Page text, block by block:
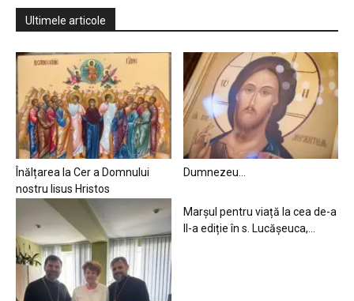
Ultimele articole
Înălțarea la Cer a Domnului
nostru Iisus Hristos
Dumnezeu…
Marșul pentru viață la cea de-a
II-a ediție în s. Lucășeuca,...